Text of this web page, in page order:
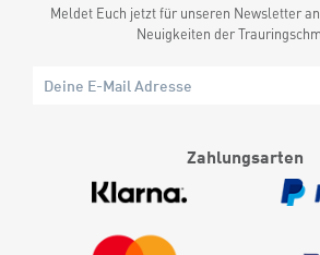
Meldet Euch jetzt für unseren Newsletter
Neuigkeiten der
Zahlungsarten